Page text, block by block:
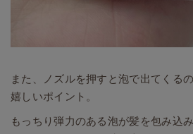
また、ノズルを押すと泡で出てくる
嬉しいポイント。
もっちり弾力のある泡が髪を包み込